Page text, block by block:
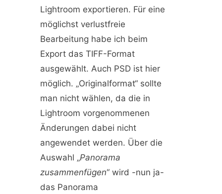
Lightroom exportieren. Für eine
möglichst verlustfreie
Bearbeitung habe ich beim
Export das TIFF-Format
ausgewählt. Auch PSD ist hier
möglich. „Originalformat“ sollte
man nicht wählen, da die in
Lightroom vorgenommenen
Änderungen dabei nicht
angewendet werden. Über die
Auswahl „Panorama
zusammenfügen“ wird -nun ja-
das Panorama